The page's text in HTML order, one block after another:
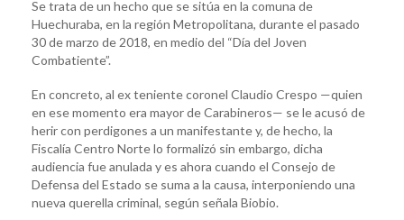
Se trata de un hecho que se sitúa en la comuna de
Huechuraba, en la región Metropolitana, durante el pasado
30 de marzo de 2018, en medio del “Día del Joven
Combatiente”.
En concreto, al ex teniente coronel Claudio Crespo —quien
en ese momento era mayor de Carabineros— se le acusó de
herir con perdigones a un manifestante y, de hecho, la
Fiscalía Centro Norte lo formalizó sin embargo, dicha
audiencia fue anulada y es ahora cuando el Consejo de
Defensa del Estado se suma a la causa, interponiendo una
nueva querella criminal, según señala Biobio.